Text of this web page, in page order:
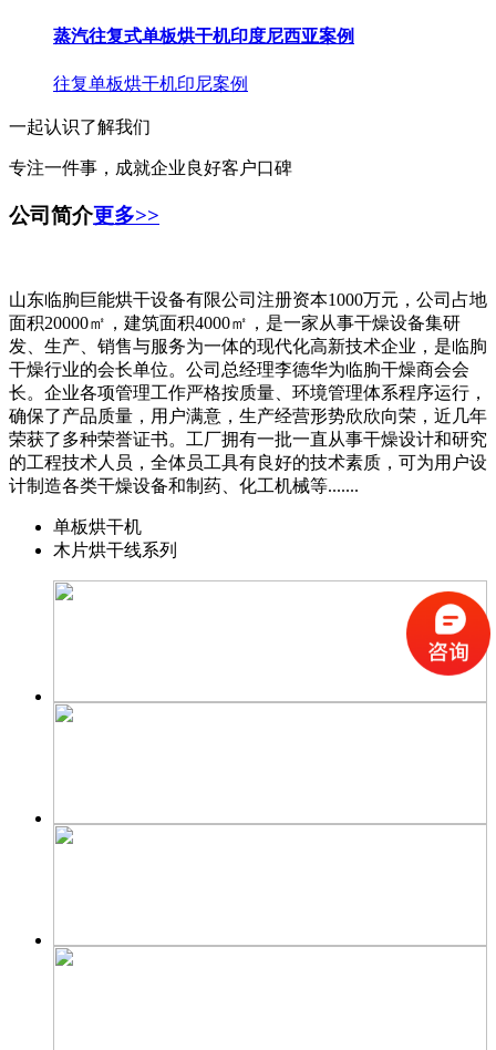
蒸汽往复式单板烘干机印度尼西亚案例
往复单板烘干机印尼案例
一起认识了解我们
专注一件事，成就企业良好客户口碑
公司简介更多>>
山东临朐巨能烘干设备有限公司注册资本1000万元，公司占地
面积20000㎡，建筑面积4000㎡，是一家从事干燥设备集研
发、生产、销售与服务为一体的现代化高新技术企业，是临朐
干燥行业的会长单位。公司总经理李德华为临朐干燥商会会
长。企业各项管理工作严格按质量、环境管理体系程序运行，
确保了产品质量，用户满意，生产经营形势欣欣向荣，近几年
荣获了多种荣誉证书。工厂拥有一批一直从事干燥设计和研究
的工程技术人员，全体员工具有良好的技术素质，可为用户设
计制造各类干燥设备和制药、化工机械等.......
单板烘干机
木片烘干线系列